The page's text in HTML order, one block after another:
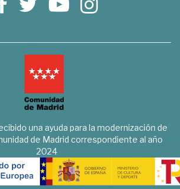
una ayuda para la modernización de
de Madrid correspondiente al año
2024